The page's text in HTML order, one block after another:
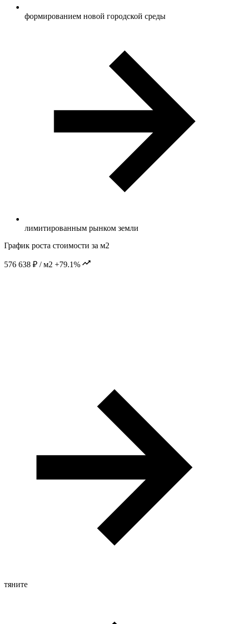
формированием новой городской среды
лимитированным рынком земли
График роста стоимости за м2
576 638 ₽ / м2 +79.1%
тяните